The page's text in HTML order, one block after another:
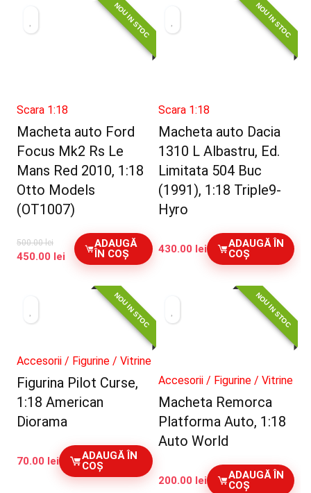
NOU IN STOC
Scara 1:18
Macheta auto Ford
Focus Mk2 Rs Le
Mans Red 2010, 1:18
Otto Models
(OT1007)
500.00lei
Prețul
450.00 lei Prețul
curent
450.00 lei.
ADAUGĂ
ÎN COȘ
NOU IN STOC
Scara 1:18
Macheta auto Dacia
1310 L Albastru, Ed.
Limitata 504 Buc
(1991), 1:18 Triple9-
Hyro
430.00 lei
ADAUGĂ ÎN
COȘ
NOU IN STOC
Accesorii / Figurine / Vitrine
Figurina Pilot Curse,
1:18 American
Diorama
70.00 lei
ADAUGĂ ÎN
COȘ
NOU IN STOC
Accesorii / Figurine / Vitrine
Macheta Remorca
Platforma Auto, 1:18
Auto World
200.00 lei
ADAUGĂ ÎN
COȘ